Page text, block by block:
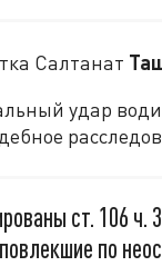
Салтанат
удар
ст. 106
по